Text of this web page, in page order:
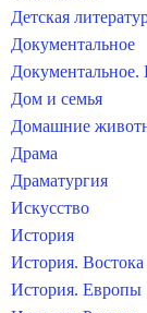
Детская
Документальное
Документальное.
Дом и семья
Домашние
Драма
Драматургия
Искусство
История
История. Востока
История. Европы